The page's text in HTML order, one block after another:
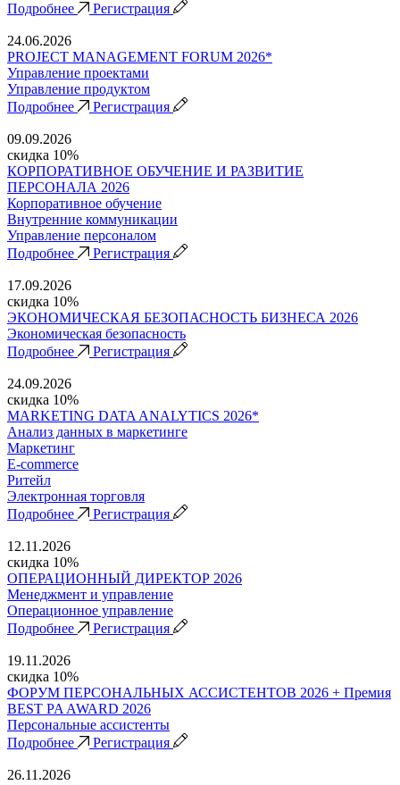
Подробнее
Регистрация
24.06.2026
PROJECT MANAGEMENT FORUM 2026*
Управление проектами
Управление продуктом
Подробнее
Регистрация
09.09.2026
скидка 10%
КОРПОРАТИВНОЕ ОБУЧЕНИЕ И РАЗВИТИЕ
ПЕРСОНАЛА 2026
Корпоративное обучение
Внутренние коммуникации
Управление персоналом
Подробнее
Регистрация
17.09.2026
скидка 10%
ЭКОНОМИЧЕСКАЯ БЕЗОПАСНОСТЬ БИЗНЕСА 2026
Экономическая безопасность
Подробнее
Регистрация
24.09.2026
скидка 10%
MARKETING DATA ANALYTICS 2026*
Анализ данных в маркетинге
Маркетинг
E-commerce
Ритейл
Электронная торговля
Подробнее
Регистрация
12.11.2026
скидка 10%
ОПЕРАЦИОННЫЙ ДИРЕКТОР 2026
Менеджмент и управление
Операционное управление
Подробнее
Регистрация
19.11.2026
скидка 10%
ФОРУМ ПЕРСОНАЛЬНЫХ АССИСТЕНТОВ 2026 + Премия
BEST PA AWARD 2026
Персональные ассистенты
Подробнее
Регистрация
26.11.2026